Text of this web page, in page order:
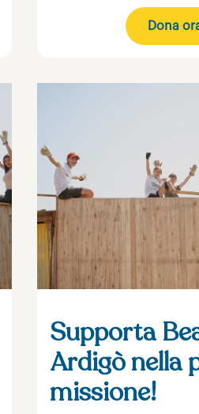
Dona
Supporta
Ardigò nella
missione!